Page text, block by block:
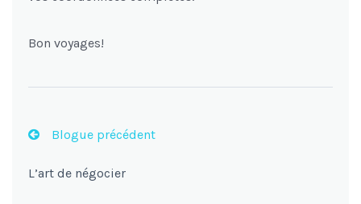
Bon voyages!
Blogue précédent
L’art de négocier